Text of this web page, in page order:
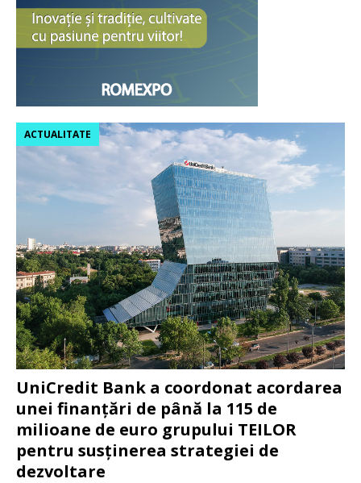
UniCredit Bank a coordonat acordarea
unei finanțări de până la 115 de
milioane de euro grupului TEILOR
pentru susținerea strategiei de
dezvoltare
ACTUALITATE